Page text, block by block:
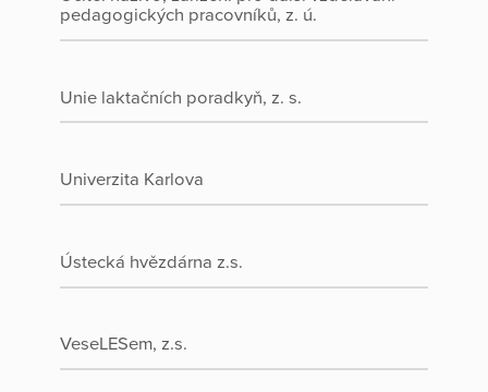
pedagogických pracovníků, z. ú.
Unie laktačních poradkyň, z. s.
Univerzita Karlova
Ústecká hvězdárna z.s.
VeseLESem, z.s.